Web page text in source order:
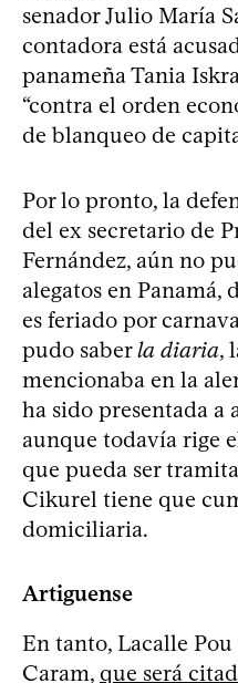
senador Julio María
contadora está
panameña Tania
“contra el orden
de blanqueo de
Por lo pronto, la
del ex secretario de
Fernández, aún no
alegatos en Panamá,
es feriado por
pudo saberla diaria,
mencionaba en la
ha sido presentada a
aunque todavía rige
que pueda ser
Cikurel tiene que
domiciliaria.
Artiguense
En tanto, Lacalle
Caram, que será